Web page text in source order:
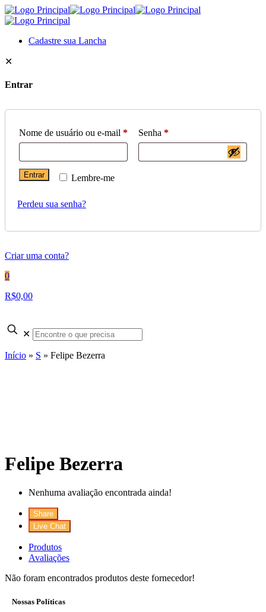
Cadastre sua Lancha
✕
Entrar
Nome de usuário ou e-mail * Senha *
Lembre-me
Entrar
Perdeu sua senha?
Criar uma conta?
0
R$0,00
✕
Início » S » Felipe Bezerra
Felipe Bezerra
Nenhuma avaliação encontrada ainda!
Share
Live Chat
Produtos
Avaliações
Não foram encontrados produtos deste fornecedor!
Nossas Políticas